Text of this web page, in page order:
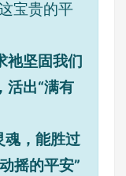
宝贵的平
祂坚固我们
活出“满有
魂，能胜过
摇的平安”